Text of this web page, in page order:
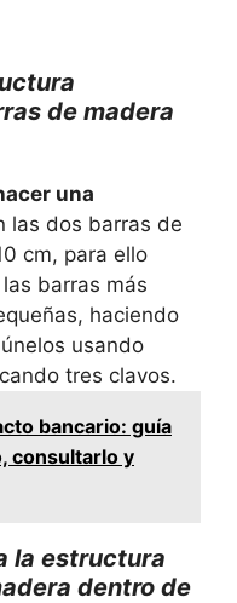
de madera
una
las dos barras de
cm, para ello
barras más
haciendo
usando
tres clavos.
bancario: guía
consultarlo y
la estructura
dentro de